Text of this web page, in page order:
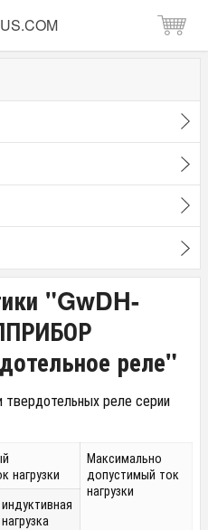
"GwDH-
реле"
реле серии
нагрузки
Максимально
допустимый ток
нагрузки
индуктивная
нагрузка